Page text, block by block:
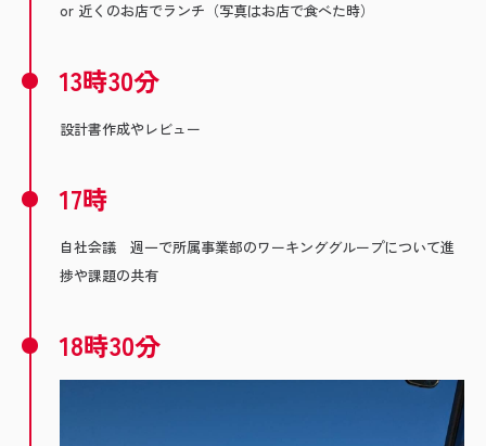
or 近くのお店でランチ（写真はお店で食べた時）
13時30分
設計書作成やレビュー
17時
自社会議 週一で所属事業部のワーキンググループについて進
捗や課題の共有
18時30分